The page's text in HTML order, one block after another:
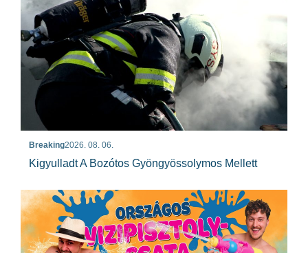
Breaking2026. 08. 06.
Kigyulladt A Bozótos Gyöngyössolymos Mellett